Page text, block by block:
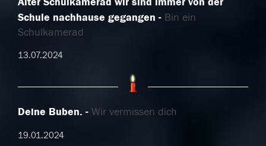
Schule nachhause gegangen
Bin ein
Schulkamerad
13.07.2024
Deine Buben. Wir vermissen dich
19.01.2024